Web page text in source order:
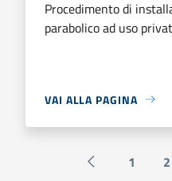
Procedimento di
parabolico ad uso
VAI ALLA PAGINA
Pagina 1 2